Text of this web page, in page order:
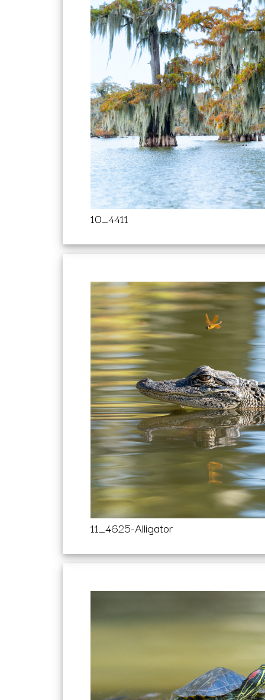
10_4411
11_4625-Alligator